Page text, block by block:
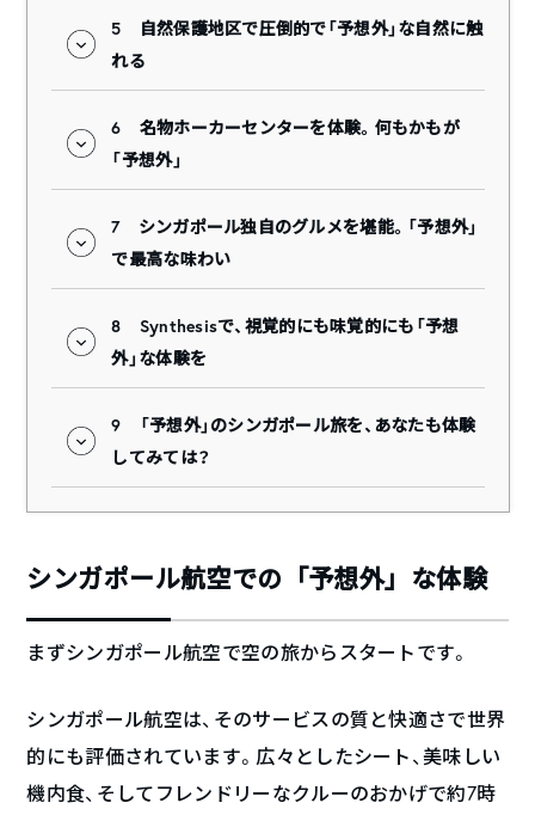
5
自然保護地区で圧倒的で「予想外」な自然に触
れる
6
名物ホーカーセンターを体験。何もかもが
「予想外」
7
シンガポール独自のグルメを堪能。「予想外」
で最高な味わい
8
Synthesisで、視覚的にも味覚的にも「予想
外」な体験を
9
「予想外」のシンガポール旅を、あなたも体験
してみては？
シンガポール航空での「予想外」な体験
まずシンガポール航空で空の旅からスタートです。
シンガポール航空は、そのサービスの質と快適さで世界
的にも評価されています。広々としたシート、美味しい
機内食、そしてフレンドリーなクルーのおかげで約7時